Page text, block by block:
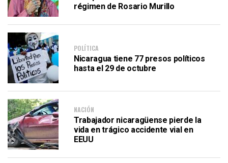
régimen de Rosario Murillo
POLÍTICA
Nicaragua tiene 77 presos políticos
hasta el 29 de octubre
NACIÓN
Trabajador nicaragüense pierde la
vida en trágico accidente vial en
EEUU